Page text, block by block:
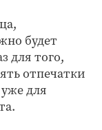
будет
для того,
отпечатки
для